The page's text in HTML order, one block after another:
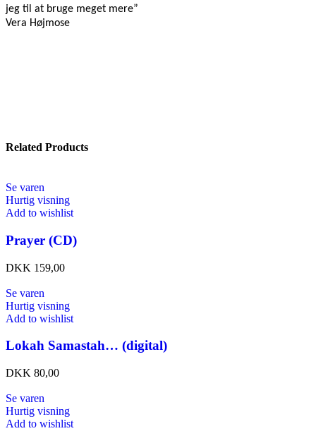
jeg til at bruge meget mere”
Vera Højmose
Related Products
Se varen
Hurtig visning
Add to wishlist
Prayer (CD)
DKK 159,00
Se varen
Hurtig visning
Add to wishlist
Lokah Samastah… (digital)
DKK 80,00
Se varen
Hurtig visning
Add to wishlist